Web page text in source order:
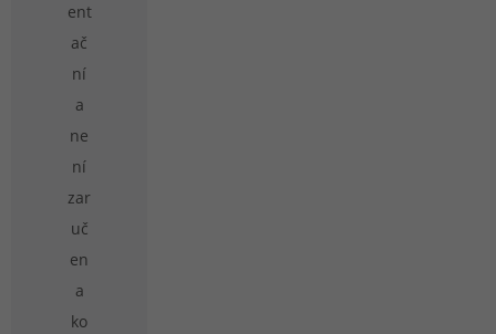
ent
ač
ní
a
ne
ní
zar
uč
en
a
ko